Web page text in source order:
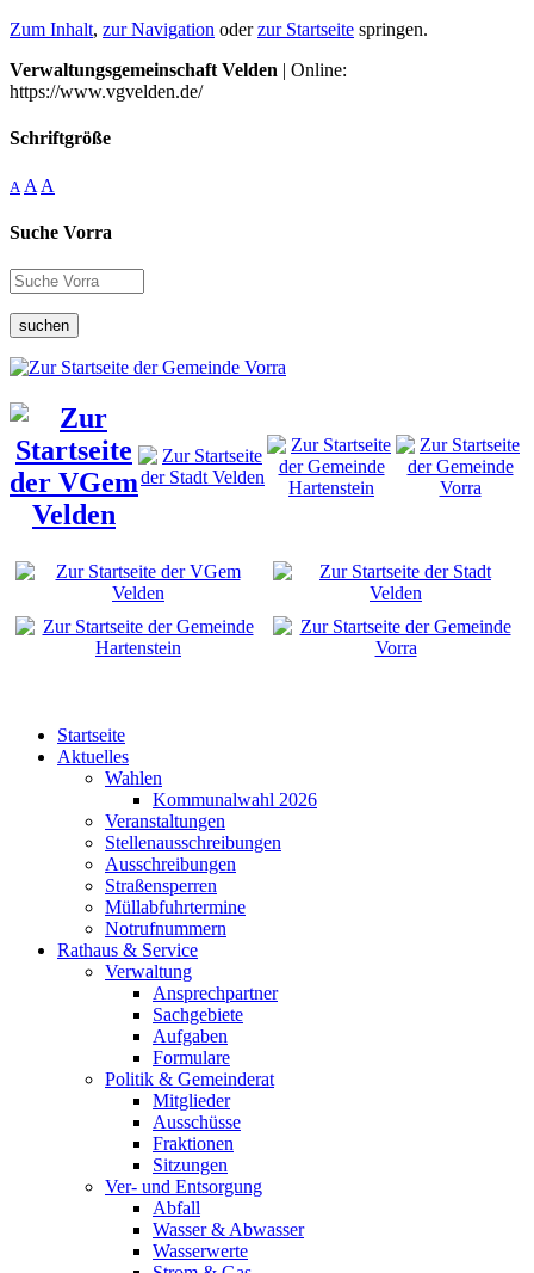
Zum Inhalt, zur Navigation oderzur Startseite springen.
Verwaltungsgemeinschaft Velden | Online:
https://www.vgvelden.de/
Schriftgröße
A A A
Suche Vorra
suchen
Startseite
Aktuelles
Wahlen
Kommunalwahl 2026
Veranstaltungen
Stellenausschreibungen
Ausschreibungen
Straßensperren
Müllabfuhrtermine
Notrufnummern
Rathaus & Service
Verwaltung
Ansprechpartner
Sachgebiete
Aufgaben
Formulare
Politik & Gemeinderat
Mitglieder
Ausschüsse
Fraktionen
Sitzungen
Ver- und Entsorgung
Abfall
Wasser & Abwasser
Wasserwerte